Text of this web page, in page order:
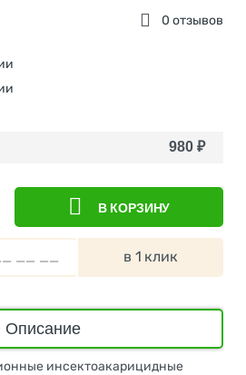
0 отзывов
980 ₽
В КОРЗИНУ
в 1 клик
Описание
инсектоакарицидные